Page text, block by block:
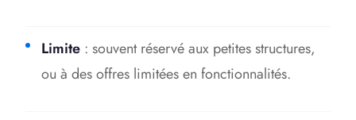
Limite : souvent réservé aux petites structures,
ou à des offres limitées en fonctionnalités.